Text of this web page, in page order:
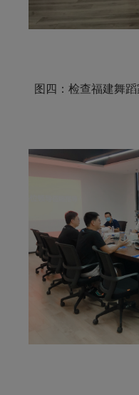
图四：检查福建舞